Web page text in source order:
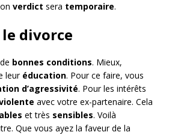
verdict sera temporaire.
divorce
bonnes conditions. Mieux,
leur éducation. Pour ce faire, vous
d’agressivité. Pour les intérêts
avec votre ex-partenaire. Cela
et très sensibles. Voilà
Que vous ayez la faveur de la